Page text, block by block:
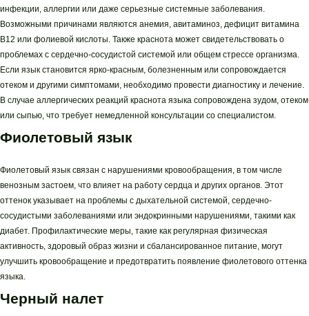
инфекции, аллергии или даже серьезные системные заболевания.
Возможными причинами являются анемия, авитаминоз, дефицит витамина
В12 или фолиевой кислоты. Также краснота может свидетельствовать о
проблемах с сердечно-сосудистой системой или общем стрессе организма.
Если язык становится ярко-красным, болезненным или сопровождается
отеком и другими симптомами, необходимо провести диагностику и лечение.
В случае аллергических реакций краснота языка сопровождена зудом, отеком
или сыпью, что требует немедленной консультации со специалистом.
Фиолетовый язык
Фиолетовый язык связан с нарушениями кровообращения, в том числе
венозным застоем, что влияет на работу сердца и других органов. Этот
оттенок указывает на проблемы с дыхательной системой, сердечно-
сосудистыми заболеваниями или эндокринными нарушениями, такими как
диабет. Профилактические меры, такие как регулярная физическая
активность, здоровый образ жизни и сбалансированное питание, могут
улучшить кровообращение и предотвратить появление фиолетового оттенка
языка.
Черный налет